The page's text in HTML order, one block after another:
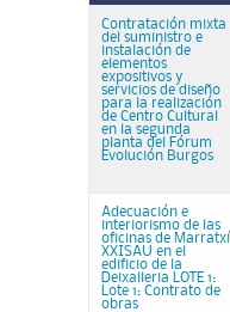
Contratación mixta
del suministro e
instalación de
elementos
expositivos y
servicios de diseño
para la realización
de Centro Cultural
en la segunda
planta del Fórum
Evolución Burgos
Adecuación e
interiorismo de las
oficinas de Marratxí
XXISAU en el
edificio de la
Deixalleria LOTE 1:
Lote 1: Contrato de
obras